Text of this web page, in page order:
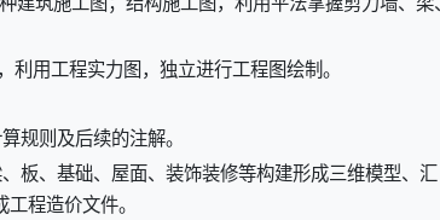
用工程实力图，独立进行工程图绘制。
规则及后续的注解。
板、基础、屋面、装饰装修等构建形成三维模型、汇
程造价文件。